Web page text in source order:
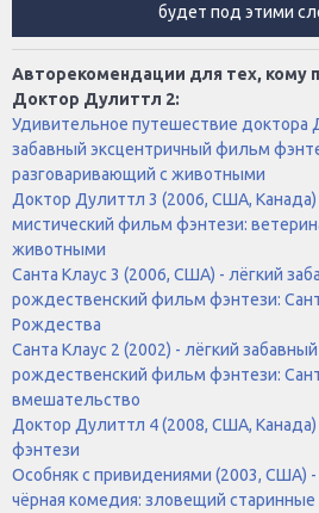
будет под этими
Авторекомендации для тех, кому
Доктор Дулиттл 2:
Удивительное путешествие доктора
забавный эксцентричный фильм
разговаривающий с животными
Доктор Дулиттл 3 (2006, США, Канада)
мистический фильм фэнтези:
животными
Санта Клаус 3 (2006, США) - лёгкий
рождественский фильм фэнтези:
Рождества
Санта Клаус 2 (2002) - лёгкий
рождественский фильм фэнтези:
вмешательство
Доктор Дулиттл 4 (2008, США,
фэнтези
Особняк с привидениями (2003, США) -
чёрная комедия: зловещий